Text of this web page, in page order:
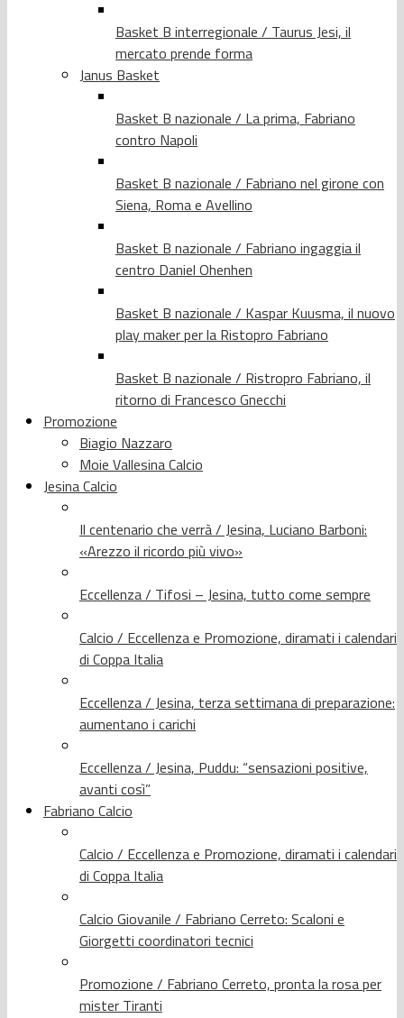
Basket B interregionale / Taurus Jesi, il
mercato prende forma
Janus Basket
Basket B nazionale / La prima, Fabriano
contro Napoli
Basket B nazionale / Fabriano nel girone con
Siena, Roma e Avellino
Basket B nazionale / Fabriano ingaggia il
centro Daniel Ohenhen
Basket B nazionale / Kaspar Kuusma, il nuovo
play maker per la Ristopro Fabriano
Basket B nazionale / Ristropro Fabriano, il
ritorno di Francesco Gnecchi
Promozione
Biagio Nazzaro
Moie Vallesina Calcio
Jesina Calcio
Il centenario che verrà / Jesina, Luciano Barboni:
«Arezzo il ricordo più vivo»
Eccellenza / Tifosi – Jesina, tutto come sempre
Calcio / Eccellenza e Promozione, diramati i calendari
di Coppa Italia
Eccellenza / Jesina, terza settimana di preparazione:
aumentano i carichi
Eccellenza / Jesina, Puddu: “sensazioni positive,
avanti così”
Fabriano Calcio
Calcio / Eccellenza e Promozione, diramati i calendari
di Coppa Italia
Calcio Giovanile / Fabriano Cerreto: Scaloni e
Giorgetti coordinatori tecnici
Promozione / Fabriano Cerreto, pronta la rosa per
mister Tiranti